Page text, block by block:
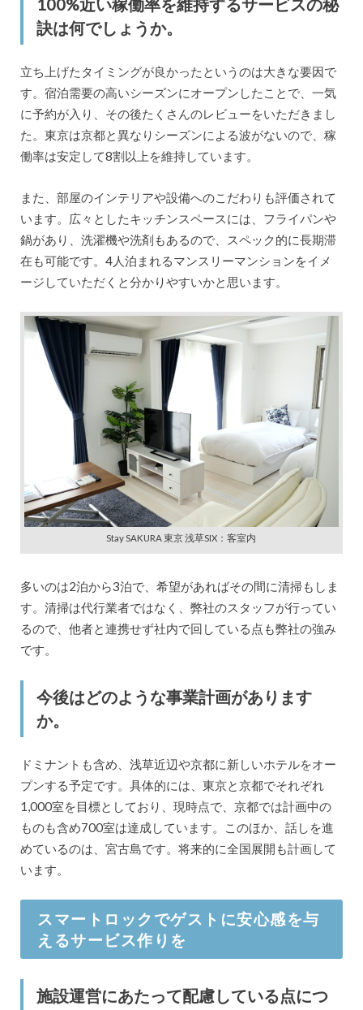
100%近い稼働率を維持するサービスの秘
訣は何でしょうか。
立ち上げたタイミングが良かったというのは大きな要因で
す。宿泊需要の高いシーズンにオープンしたことで、一気
に予約が入り、その後たくさんのレビューをいただきまし
た。東京は京都と異なりシーズンによる波がないので、稼
働率は安定して8割以上を維持しています。
また、部屋のインテリアや設備へのこだわりも評価されて
います。広々としたキッチンスペースには、フライパンや
鍋があり、洗濯機や洗剤もあるので、スペック的に長期滞
在も可能です。4人泊まれるマンスリーマンションをイメ
ージしていただくと分かりやすいかと思います。
Stay SAKURA 東京 浅草SIX：客室内
多いのは2泊から3泊で、希望があればその間に清掃もしま
す。清掃は代行業者ではなく、弊社のスタッフが行ってい
るので、他者と連携せず社内で回している点も弊社の強み
です。
今後はどのような事業計画があります
か。
ドミナントも含め、浅草近辺や京都に新しいホテルをオー
プンする予定です。具体的には、東京と京都でそれぞれ
1,000室を目標としており、現時点で、京都では計画中の
ものも含め700室は達成しています。このほか、話しを進
めているのは、宮古島です。将来的に全国展開も計画して
います。
スマートロックでゲストに安心感を与
えるサービス作りを
施設運営にあたって配慮している点につ